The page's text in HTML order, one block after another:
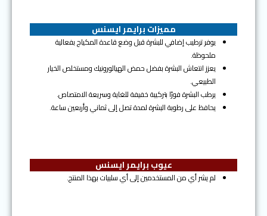
مميزات برايمر ايسنس
يوفر ترطيب إضافي للبشرة قبل وضع قاعدة المكياج بفعالية
ملحوظة.
يعزز انتعاش البشرة بفضل حمض الهيالورونيك ومستخلص الخيار
الطبيعي.
يرطب البشرة فورًا بتركيبة خفيفة للغاية وسريعة الامتصاص.
يحافظ على رطوبة البشرة لمدة تصل إلى ثماني وأربعين ساعة.
عيوب برايمر ايسنس
لم يشر أي من المستخدمين إلى أي سلبيات بهذا المنتج.